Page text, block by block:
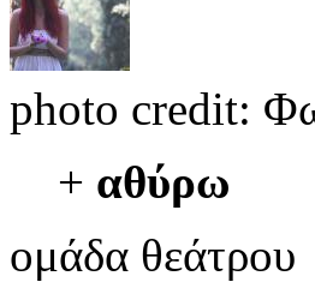
photo credit:
+ αθύρω
ομάδα θεάτρου